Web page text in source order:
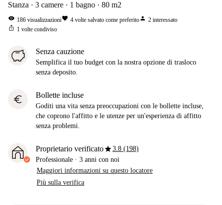
Stanza 3 camere 1 bagno 80 m2
visibility 186 visualizzazionifavorite 4 volte salvato come preferitoperson 2 interessato
ios_share 1 volte condiviso
Senza cauzione
Semplifica il tuo budget con la nostra opzione di trasloco
senza deposito.
euro Bollette incluse
Goditi una vita senza preoccupazioni con le bollette incluse,
che coprono l'affitto e le utenze per un'esperienza di affitto
senza problemi.
Proprietario verificatostar3.8 (198)
Professionale · 3 anni con noi
Maggiori informazioni su questo locatore
Più sulla verifica